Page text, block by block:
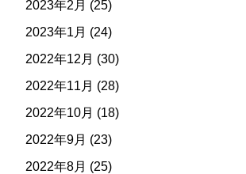
2023年2月 (25)
2023年1月 (24)
2022年12月 (30)
2022年11月 (28)
2022年10月 (18)
2022年9月 (23)
2022年8月 (25)